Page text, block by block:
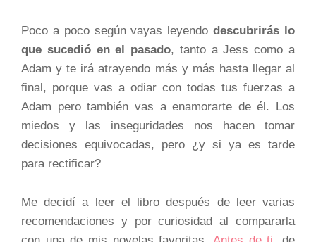
Poco a poco según vayas leyendodescubrirás lo
que sucedió en el pasado, tanto a Jess como a
Adam y te irá atrayendo más y más hasta llegar al
final, porque vas a odiar con todas tus fuerzas a
Adam pero también vas a enamorarte de él. Los
miedos y las inseguridades nos hacen tomar
decisiones equivocadas, pero ¿y si ya es tarde
para rectificar?
Me decidí a leer el libro después de leer varias
recomendaciones y por curiosidad al compararla